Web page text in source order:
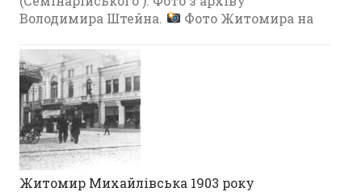
Володимира Штейна.
Фото Житомира на
Житомир Михайлівська 1903 року